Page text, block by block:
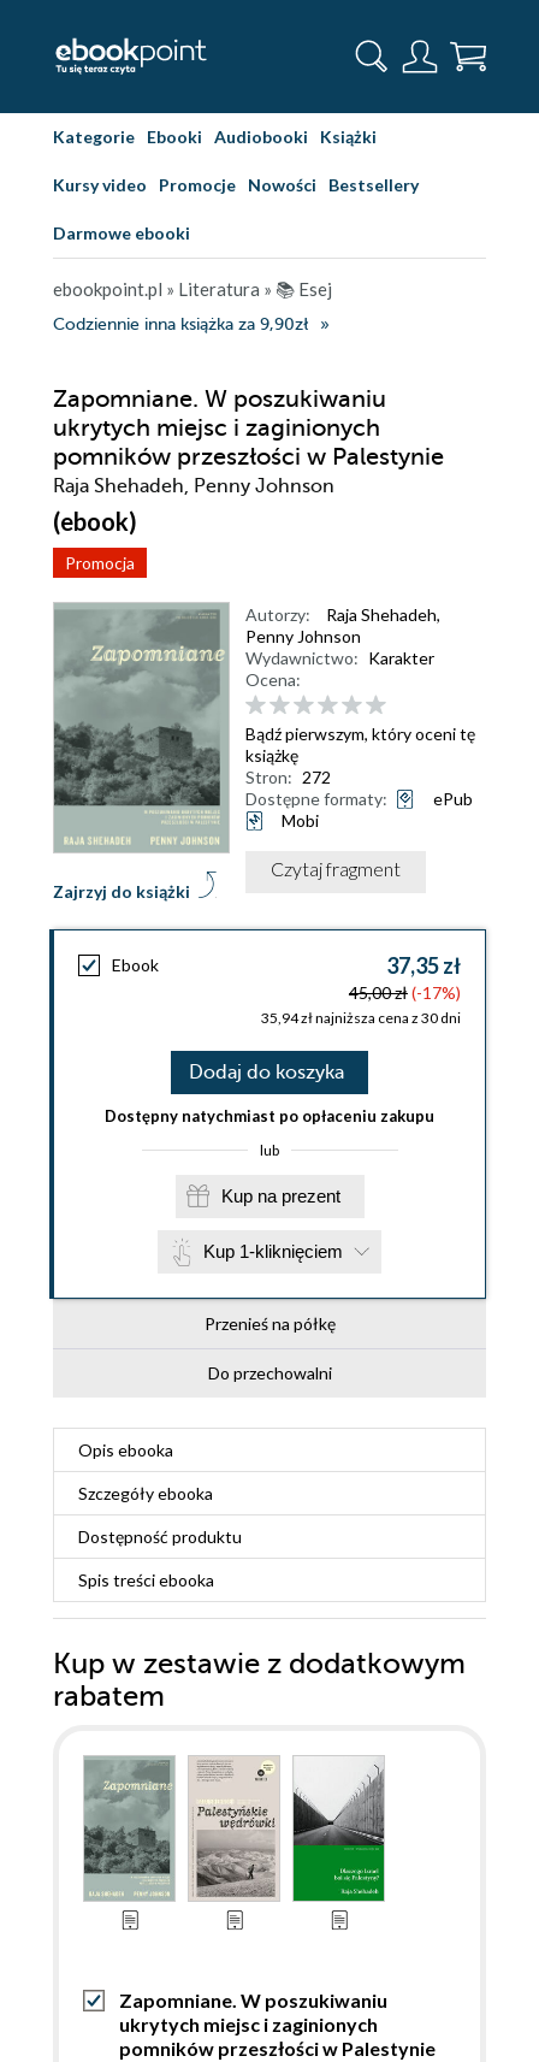
Kategorie Ebooki Audiobooki Książki
Kursy video Promocje Nowości Bestsellery
Darmowe ebooki
ebookpoint.pl » Literatura » 📚 Esej
Codziennie inna książka za 9,90zł
Zapomniane. W poszukiwaniu
ukrytych miejsc i zaginionych
pomników przeszłości w Palestynie
Raja Shehadeh, Penny Johnson
(ebook)
Promocja
Zajrzyj do książki
Autorzy: Raja Shehadeh,
Penny Johnson
Wydawnictwo: Karakter
Ocena:
Bądź pierwszym, który oceni tę
książkę
Stron: 272
Dostępne formaty:
ePub
Mobi
Czytaj fragment
Ebook 37,35 zł
45,00 zł(-17%)
35,94 zł najniższa cena z 30 dni
Dodaj do koszyka
Dostępny natychmiast po opłaceniu zakupu
lub
Kup na prezent
Kup 1-kliknięciem
Przenieś na półkę
Do przechowalni
Opis ebooka
Szczegółyebooka
Dostępność produktu
Spis treściebooka
Kup w zestawie z dodatkowym
rabatem
Zapomniane. W poszukiwaniu
ukrytych miejsc i zaginionych
pomników przeszłości w Palestynie